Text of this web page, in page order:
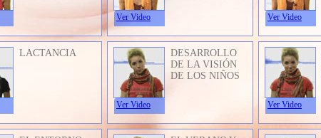
Ver Video Ver Video
LACTANCIA
Ver Video
DESARROLLO
DE LA VISIÓN
DE LOS NIÑOS
Ver Video